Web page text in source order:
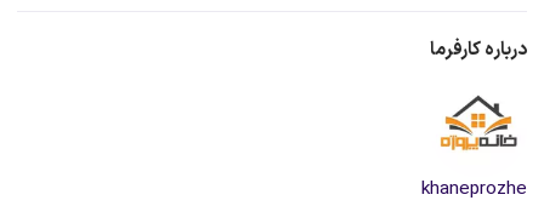
درباره کارفرما
khaneprozhe